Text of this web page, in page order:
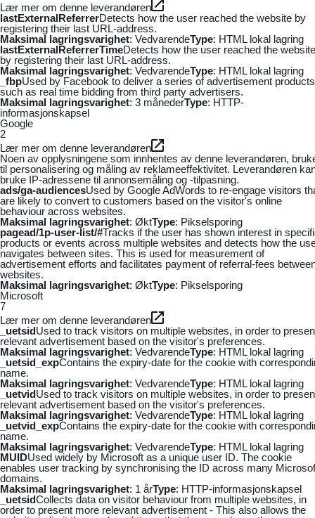
Lær mer om denne leverandøren
lastExternalReferrerDetects how the user reached the website by
registering their last URL-address.
Maksimal lagringsvarighet: VedvarendeType: HTML lokal lagring
lastExternalReferrerTimeDetects how the user reached the website
by registering their last URL-address.
Maksimal lagringsvarighet: VedvarendeType: HTML lokal lagring
_fbpUsed by Facebook to deliver a series of advertisement products
such as real time bidding from third party advertisers.
Maksimal lagringsvarighet: 3 månederType: HTTP-
informasjonskapsel
Google
2
Lær mer om denne leverandøren
Noen av opplysningene som innhentes av denne leverandøren,
til personalisering og måling av reklameeffektivitet. Leverandøren
bruke IP-adressene til annonsemåling og -tilpasning.
ads/ga-audiencesUsed by Google AdWords to re-engage visitors
are likely to convert to customers based on the visitor's online
behaviour across websites.
Maksimal lagringsvarighet: ØktType: Pikselsporing
pagead/1p-user-list/#Tracks if the user has shown interest in
products or events across multiple websites and detects how the
navigates between sites. This is used for measurement of
advertisement efforts and facilitates payment of referral-fees
websites.
Maksimal lagringsvarighet: ØktType: Pikselsporing
Microsoft
7
Lær mer om denne leverandøren
_uetsidUsed to track visitors on multiple websites, in order to
relevant advertisement based on the visitor's preferences.
Maksimal lagringsvarighet: VedvarendeType: HTML lokal lagring
_uetsid_expContains the expiry-date for the cookie with
name.
Maksimal lagringsvarighet: VedvarendeType: HTML lokal lagring
_uetvidUsed to track visitors on multiple websites, in order to
relevant advertisement based on the visitor's preferences.
Maksimal lagringsvarighet: VedvarendeType: HTML lokal lagring
_uetvid_expContains the expiry-date for the cookie with
name.
Maksimal lagringsvarighet: VedvarendeType: HTML lokal lagring
MUIDUsed widely by Microsoft as a unique user ID. The cookie
enables user tracking by synchronising the ID across many
domains.
Maksimal lagringsvarighet: 1 årType: HTTP-informasjonskapsel
_uetsidCollects data on visitor behaviour from multiple websites, in
order to present more relevant advertisement - This also allows the